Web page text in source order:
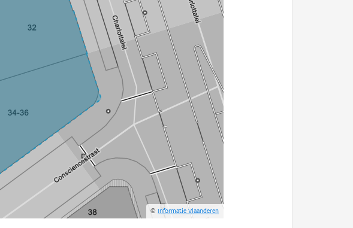
©Informatie Vlaanderen